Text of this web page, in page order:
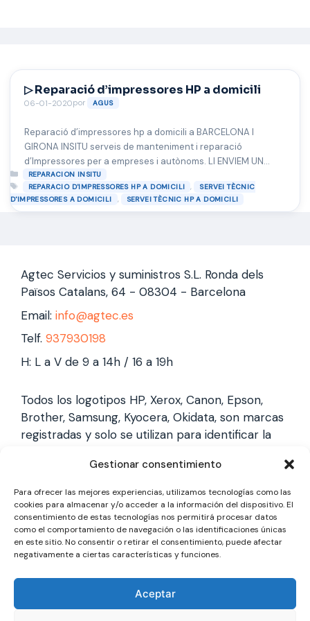
Gestionar consentimiento
Para ofrecer las mejores experiencias, utilizamos tecnologías como las
cookies para almacenar y/o acceder a la información del dispositivo. El
consentimiento de estas tecnologías nos permitirá procesar datos
como el comportamiento de navegación o las identificaciones únicas
en este sitio. No consentir o retirar el consentimiento, puede afectar
negativamente a ciertas características y funciones.
Aceptar
▷ Reparació d’impressores HP a domicili
06-01-2020por AGUS
Reparació d’impressores hp a domicili a BARCELONA I
GIRONA INSITU serveis de manteniment i reparació
d’Impressores per a empreses i autònoms. LI ENVIEM UN
TÈCNIC SENSE COST ADDICIONAL A BARCELONA ÀREA
METROPOLITANA Pressupost ràpid i sense Compromís. Posi’s
en contacte amb el nostre Servei Tècnic i solucionarem el
Categorías
REPARACION INSITU
Etiquetas
REPARACIO D'IMPRESSORES HP A DOMICILI ,
SERVEI TÈCNIC
D'IMPRESSORES A DOMICILI
, SERVEI TÈCNIC HP A DOMICILI
Agtec Servicios y suministros S.L. Ronda dels
Països Catalans, 64 - 08304 - Barcelona
Email: info@agtec.es
Telf. 937930198
H: L a V de 9 a 14h / 16 a 19h
Todos los logotipos HP, Xerox, Canon, Epson,
Brother, Samsung, Kyocera, Okidata, son marcas
registradas y solo se utilizan para identificar la
marcas, y solo reparamos impresoras laser,
somos un servicio técnico especializado y
totalmente independiente.
Los logotipos y marcas son marcas registradas
identificarla, no gestionamos garantías oficiales,
somos un servicio técnico totalmente